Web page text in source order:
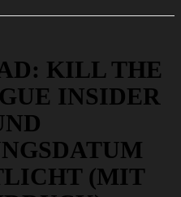
KILL THE
INSIDER
(MIT